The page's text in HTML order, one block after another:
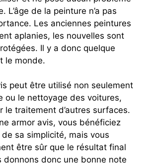
L’âge de la peinture n’a pas
Les anciennes peintures
aplanies, les nouvelles sont
Il y a donc quelque
le monde.
peut être utilisé non seulement
ou le nettoyage des voitures,
le traitement d’autres surfaces.
armor avis, vous bénéficiez
sa simplicité, mais vous
être sûr que le résultat final
donnons donc une bonne note